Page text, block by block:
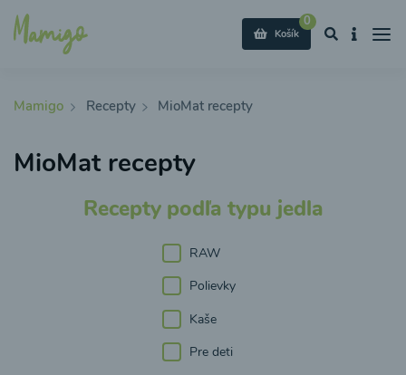
0
Košík
Mamigo Recepty MioMat recepty
MioMat recepty
Recepty podľa typu jedla
RAW
Polievky
Kaše
Pre deti